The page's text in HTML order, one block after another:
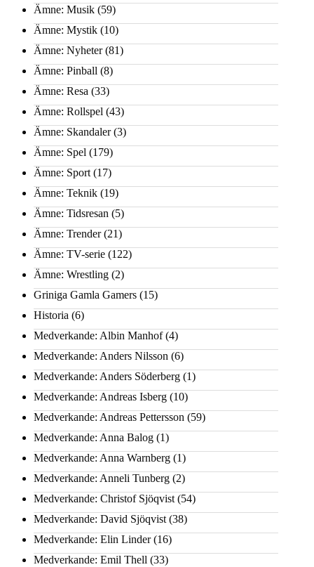
Ämne: Musik (59)
Ämne: Mystik (10)
Ämne: Nyheter(81)
Ämne: Pinball (8)
Ämne: Resa (33)
Ämne: Rollspel (43)
Ämne: Skandaler(3)
Ämne: Spel (179)
Ämne: Sport (17)
Ämne: Teknik (19)
Ämne: Tidsresan (5)
Ämne: Trender(21)
Ämne: TV-serie (122)
Ämne: Wrestling (2)
Griniga Gamla Gamers (15)
Historia (6)
Medverkande: Albin Manhof(4)
Medverkande: Anders Nilsson (6)
Medverkande: Anders Söderberg (1)
Medverkande: Andreas Isberg (10)
Medverkande: Andreas Pettersson (59)
Medverkande: Anna Balog (1)
Medverkande: Anna Warnberg (1)
Medverkande: Anneli Tunberg (2)
Medverkande: Christof Sjöqvist (54)
Medverkande: David Sjöqvist (38)
Medverkande: Elin Linder(16)
Medverkande: Emil Thell (33)